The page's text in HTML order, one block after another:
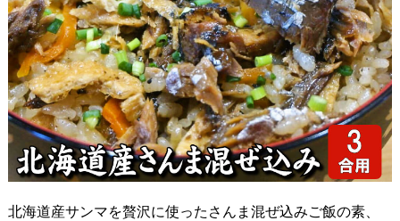
北海道産サンマを贅沢に使ったさんま混ぜ込みご飯の素、